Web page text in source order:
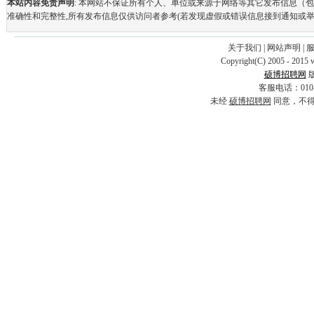
本站内容免责声明 : 本网站不保证所有个人、单位或来源于网络等其它发布信息（
准确性和完整性,所有发布信息仅供访问者参考(若发现虚假或错误信息接到通知或
关于我们 网站声明
Copyright(C) 2005 - 2015
硕博招聘网
客服电话：
未经 硕博招聘网 同意，不